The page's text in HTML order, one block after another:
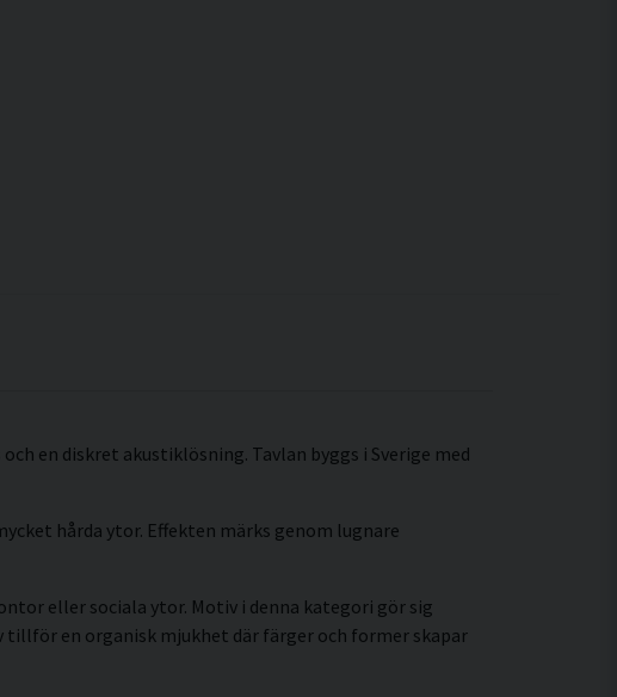
en diskret akustiklösning. Tavlan byggs i Sverige med
hårda ytor. Effekten märks genom lugnare
eller sociala ytor. Motiv i denna kategori gör sig
tillför en organisk mjukhet där färger och former skapar